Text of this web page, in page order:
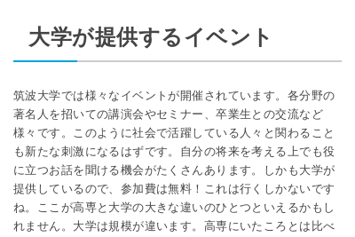
大学が提供するイベント
筑波大学では様々なイベントが開催されています。各分野の
著名人を招いての講演会やセミナー、卒業生との交流など
様々です。このように社会で活躍している人々と関わること
も新たな刺激になるはずです。自分の将来を考える上でも役
に立つお話を聞ける機会がたくさんあります。しかも大学が
提供しているので、参加費は無料！これは行くしかないです
ね。ここが高専と大学の大きな違いのひとつといえるかもし
れません。大学は規模が違います。高専にいたころとは比べ